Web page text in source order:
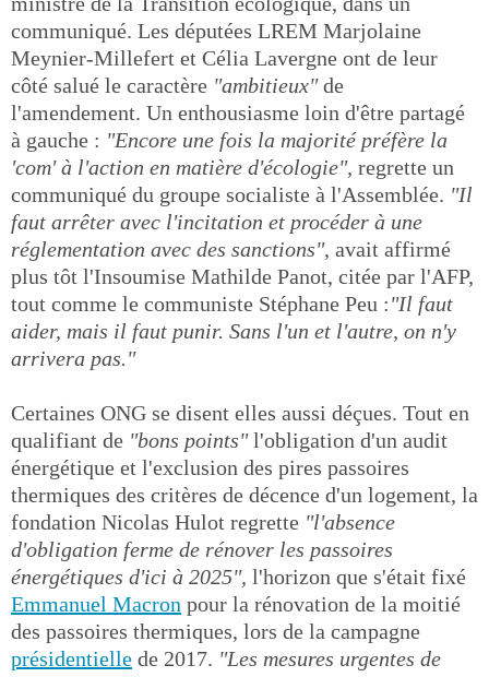
communiqué. Les députées LREM Marjolaine
Meynier-Millefert et Célia Lavergne ont de leur
côté salué le caractère "ambitieux"de
l'amendement. Un enthousiasme loin d'être partagé
à gauche : "Encore une fois la majorité préfère la
'com' à l'action en matière d'écologie", regrette un
communiqué du groupe socialiste à l'Assemblée. "Il
faut arrêter avec l'incitation et procéder à une
réglementation avec des sanctions", avait affirmé
plus tôt l'Insoumise Mathilde Panot, citée par l'AFP,
tout comme le communiste Stéphane Peu :"Il faut
aider, mais il faut punir. Sans l'un et l'autre, on n'y
arrivera pas."
Certaines ONG se disent elles aussi déçues. Tout en
qualifiant de "bons points"l'obligation d'un audit
énergétique et l'exclusion des pires passoires
thermiques des critères de décence d'un logement, la
fondation Nicolas Hulot regrette "l'absence
d'obligation ferme de rénover les passoires
énergétiques d'ici à 2025", l'horizon que s'était fixé
Emmanuel Macron pour la rénovation de la moitié
des passoires thermiques, lors de la campagne
présidentielle de 2017. "Les mesures urgentes de